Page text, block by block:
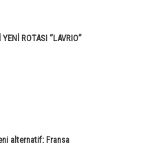
ROTASI “LAVRIO”
alternatif: Fransa